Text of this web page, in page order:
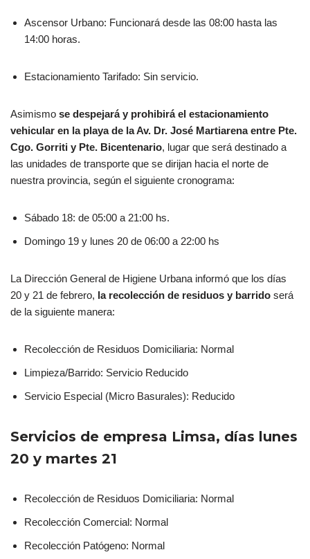
Ascensor Urbano: Funcionará desde las 08:00 hasta las
14:00 horas.
Estacionamiento Tarifado: Sin servicio.
Asimismo se despejará y prohibirá el estacionamiento
vehicular en la playa de la Av. Dr. José Martiarena entre Pte.
Cgo. Gorriti y Pte. Bicentenario, lugar que será destinado a
las unidades de transporte que se dirijan hacia el norte de
nuestra provincia, según el siguiente cronograma:
Sábado 18: de 05:00 a 21:00 hs.
Domingo 19 y lunes 20 de 06:00 a 22:00 hs
La Dirección General de Higiene Urbana informó que los días
20 y 21 de febrero, la recolección de residuos y barrido será
de la siguiente manera:
Recolección de Residuos Domiciliaria: Normal
Limpieza/Barrido: Servicio Reducido
Servicio Especial (Micro Basurales): Reducido
Servicios de empresa Limsa, días lunes
20 y martes 21
Recolección de Residuos Domiciliaria: Normal
Recolección Comercial: Normal
Recolección Patógeno: Normal